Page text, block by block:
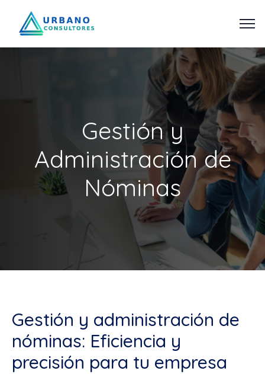
Gestión y
Administración de
Nóminas
Gestión y administración de
nóminas: Eficiencia y
precisión para tu empresa